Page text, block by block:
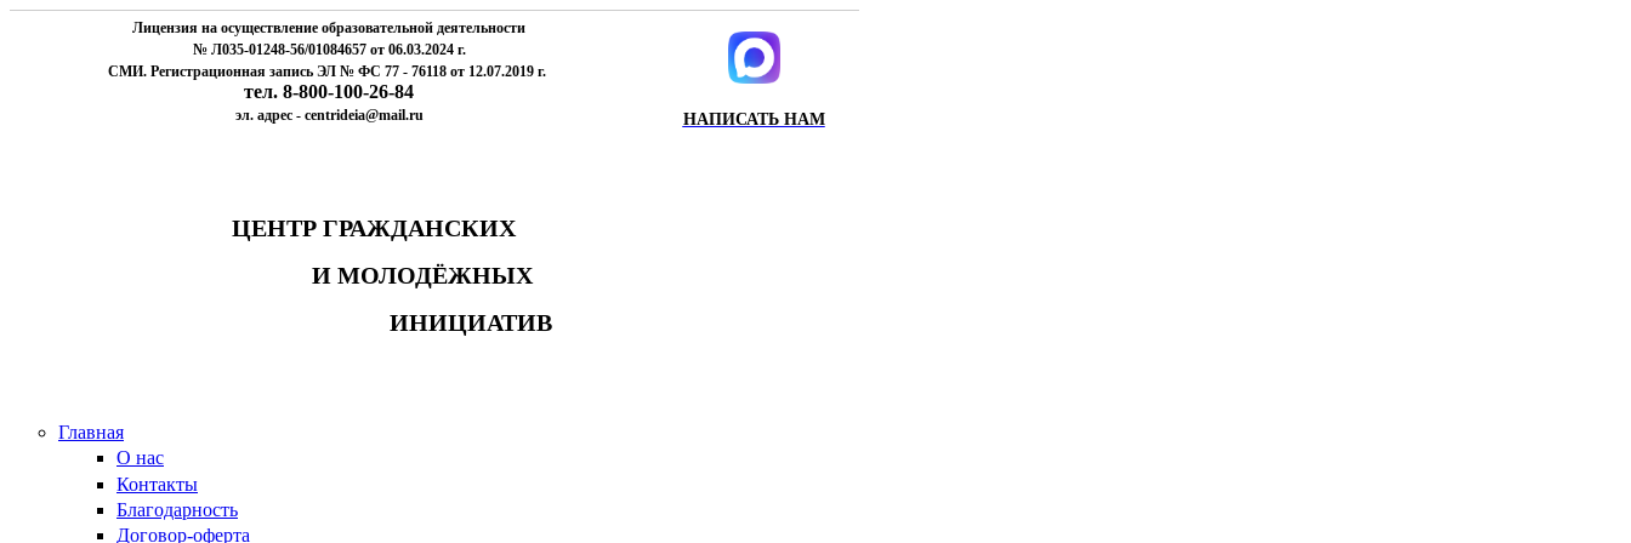
Лицензия на осуществление образовательной деятельности
№ Л035-01248-56/01084657 от 06.03.2024 г.
СМИ. Регистрационная запись ЭЛ № ФС 77 - 76118 от 12.07.2019 г.
тел. 8-800-100-26-84
эл. адрес - centrideia@mail.ru НАПИСАТЬ НАМ
ЦЕНТР ГРАЖДАНСКИХ
И МОЛОДЁЖНЫХ
ИНИЦИАТИВ
Главная
О нас
Контакты
Благодарность
Договор-оферта